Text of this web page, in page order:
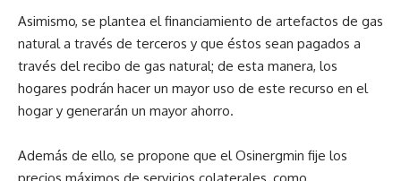
Asimismo, se plantea el financiamiento de artefactos de gas
natural a través de terceros y que éstos sean pagados a
través del recibo de gas natural; de esta manera, los
hogares podrán hacer un mayor uso de este recurso en el
hogar y generarán un mayor ahorro.
Además de ello, se propone que el Osinergmin fije los